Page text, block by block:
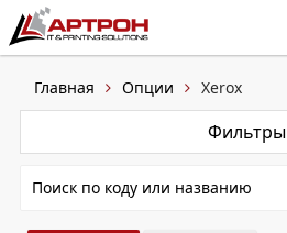
Главная Опции Xerox
Фильтры